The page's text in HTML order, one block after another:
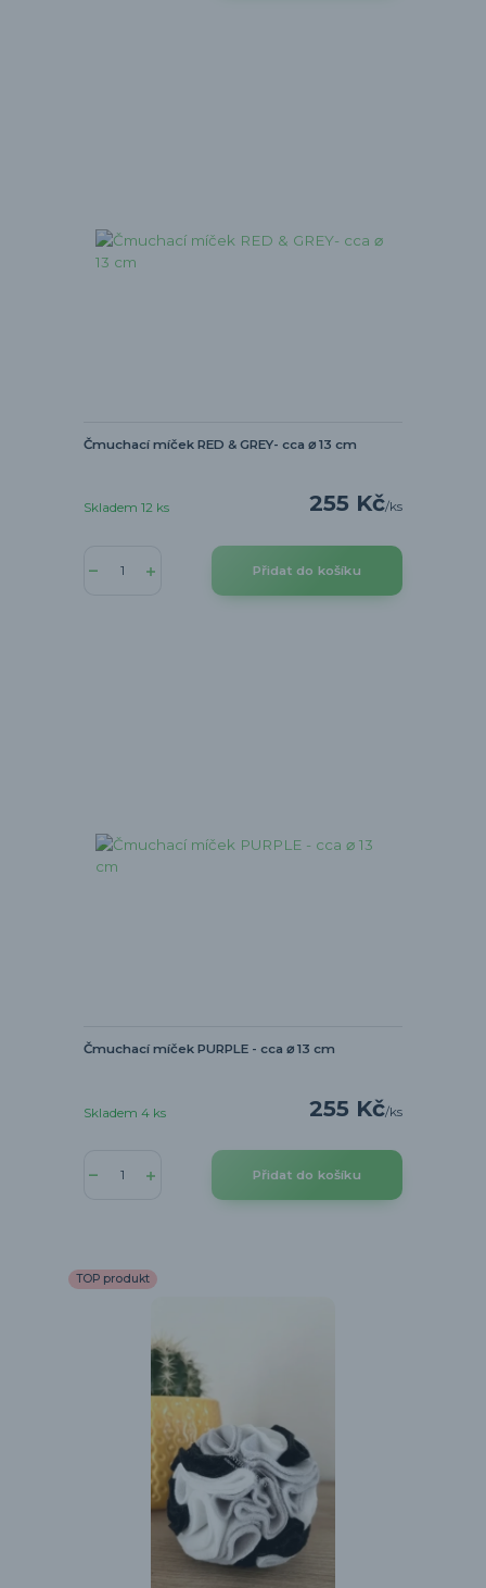
Čmuchací míček RED & GREY- cca ⌀ 13 cm
255 Kč/ks
Skladem 12 ks
Přidat do košíku
Čmuchací míček PURPLE - cca ⌀ 13 cm
255 Kč/ks
Skladem 4 ks
Přidat do košíku
TOP produkt